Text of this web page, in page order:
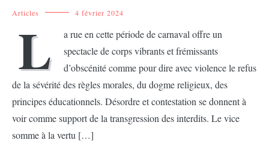
Articles 4 février 2024
L
a rue en cette période de carnaval offre un
spectacle de corps vibrants et frémissants
d’obscénité comme pour dire avec violence le refus
de la sévérité des règles morales, du dogme religieux, des
principes éducationnels. Désordre et contestation se donnent à
voir comme support de la transgression des interdits. Le vice
somme à la vertu […]